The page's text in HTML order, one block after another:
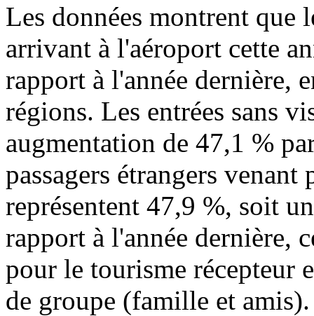
Les données montrent que
arrivant à l'aéroport cette
rapport à l'année dernière,
régions. Les entrées sans
augmentation de 47,1 %
passagers étrangers
représentent 47,9 %, soit
rapport à l'année dernière,
pour le tourisme récepteur
de groupe (famille et amis).